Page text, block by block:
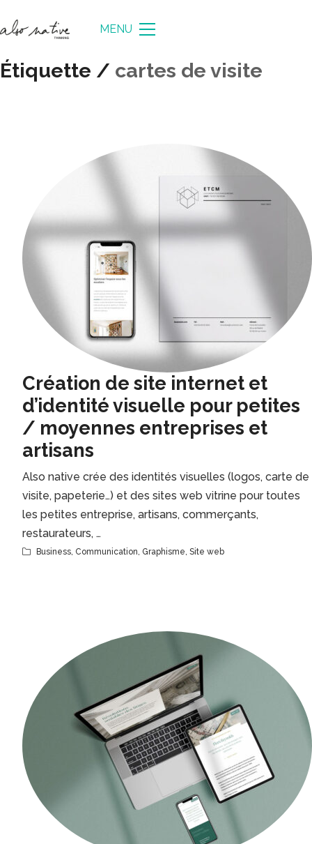
MENU
Étiquette / cartes de visite
Création de site internet et
d’identité visuelle pour petites
/ moyennes entreprises et
artisans
Also native crée des identités visuelles (logos, carte de
visite, papeterie…) et des sites web vitrine pour toutes
les petites entreprise, artisans, commerçants,
restaurateurs, …
Business, Communication, Graphisme, Site web